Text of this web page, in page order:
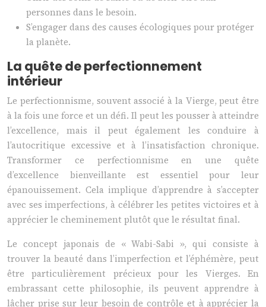
personnes dans le besoin.
S’engager dans des causes écologiques pour protéger
la planète.
La quête de perfectionnement
intérieur
Le perfectionnisme, souvent associé à la Vierge, peut être
à la fois une force et un défi. Il peut les pousser à atteindre
l’excellence, mais il peut également les conduire à
l’autocritique excessive et à l’insatisfaction chronique.
Transformer ce perfectionnisme en une quête
d’excellence bienveillante est essentiel pour leur
épanouissement. Cela implique d’apprendre à s’accepter
avec ses imperfections, à célébrer les petites victoires et à
apprécier le cheminement plutôt que le résultat final.
Le concept japonais de « Wabi-Sabi », qui consiste à
trouver la beauté dans l’imperfection et l’éphémère, peut
être particulièrement précieux pour les Vierges. En
embrassant cette philosophie, ils peuvent apprendre à
lâcher prise sur leur besoin de contrôle et à apprécier la